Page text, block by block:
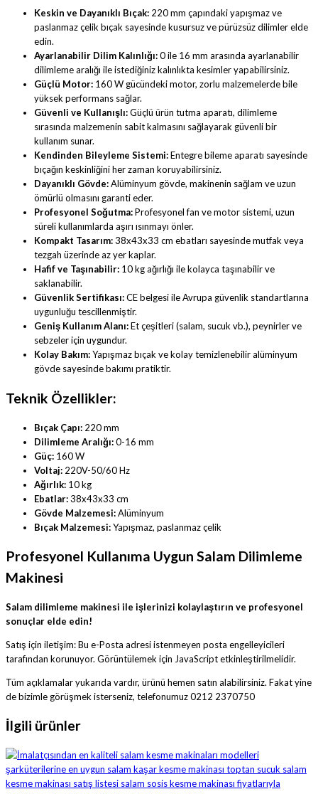
Keskin ve Dayanıklı Bıçak: 220 mm çapındaki yapışmaz ve
paslanmaz çelik bıçak sayesinde kusursuz ve pürüzsüz dilimler elde
edin.
Ayarlanabilir Dilim Kalınlığı:0 ile 16 mm arasında ayarlanabilir
dilimleme aralığı ile istediğiniz kalınlıkta kesimler yapabilirsiniz.
Güçlü Motor: 160 W gücündeki motor, zorlu malzemelerde bile
yüksek performans sağlar.
Güvenli ve Kullanışlı:Güçlü ürün tutma aparatı, dilimleme
sırasında malzemenin sabit kalmasını sağlayarak güvenli bir
kullanım sunar.
Kendinden Bileyleme Sistemi:Entegre bileme aparatı sayesinde
bıçağın keskinliğini her zaman koruyabilirsiniz.
Dayanıklı Gövde:Alüminyum gövde, makinenin sağlam ve uzun
ömürlü olmasını garanti eder.
Profesyonel Soğutma:Profesyonel fan ve motor sistemi, uzun
süreli kullanımlarda aşırı ısınmayı önler.
Kompakt Tasarım:38x43x33 cm ebatları sayesinde mutfak veya
tezgah üzerinde az yer kaplar.
Hafif ve Taşınabilir: 10 kg ağırlığı ile kolayca taşınabilir ve
saklanabilir.
Güvenlik Sertifikası:CE belgesi ile Avrupa güvenlik standartlarına
uygunluğu tescillenmiştir.
Geniş Kullanım Alanı:Et çeşitleri (salam, sucuk vb.), peynirler ve
sebzeler için uygundur.
Kolay Bakım:Yapışmaz bıçak ve kolay temizlenebilir alüminyum
gövde sayesinde bakımı pratiktir.
Teknik Özellikler:
Bıçak Çapı: 220 mm
Dilimleme Aralığı:0-16 mm
Güç: 160 W
Voltaj: 220V-50/60 Hz
Ağırlık: 10 kg
Ebatlar:38x43x33 cm
Gövde Malzemesi:Alüminyum
Bıçak Malzemesi:Yapışmaz, paslanmaz çelik
Profesyonel Kullanıma Uygun Salam Dilimleme
Makinesi
Salam dilimleme makinesi ile işlerinizi kolaylaştırın ve profesyonel
sonuçlar elde edin!
Satış için iletişim:Bu e-Posta adresi istenmeyen posta engelleyicileri
tarafından korunuyor. Görüntülemek için JavaScript etkinleştirilmelidir.
Tüm açıklamalar yukarıda vardır, ürünü hemen satın alabilirsiniz. Fakat yine
de bizimle görüşmek isterseniz, telefonumuz 0212 2370750
İlgili ürünler